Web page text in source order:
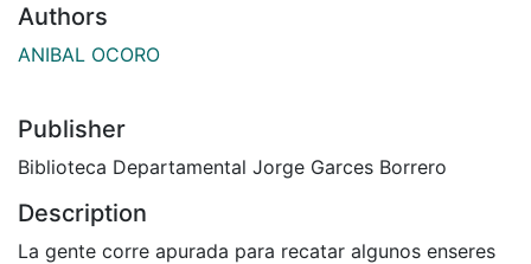
Authors
ANIBAL OCORO
Publisher
Biblioteca Departamental Jorge Garces Borrero
Description
La gente corre apurada para recatar algunos enseres